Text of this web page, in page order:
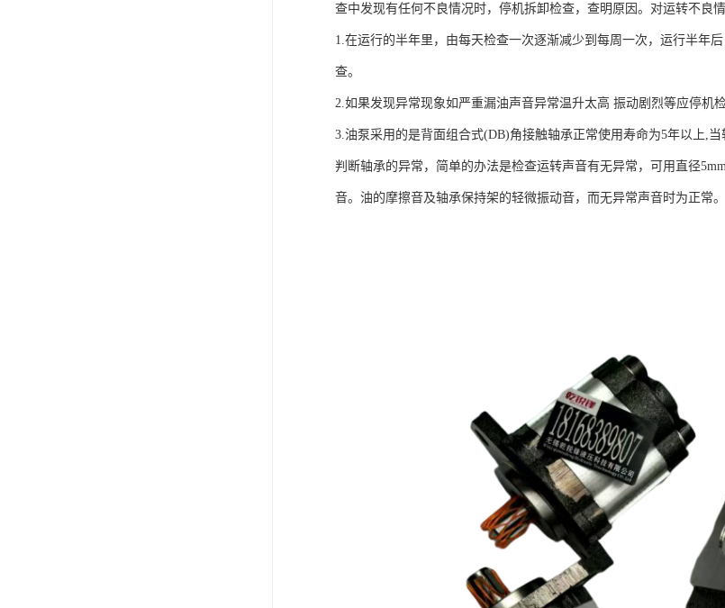
查中发现有任何不良情况时，停机拆卸检查，查明原因。对运转不良
1.在运行的半年里，由每天检查一次逐渐减少到每周一次，运行半年
查。
2.如果发现异常现象如严重漏油声音异常温升太高 振动剧烈等应停机检
3.油泵采用的是背面组合式(DB)角接触轴承正常使用寿命为5年以上,
判断轴承的异常，简单的办法是检查运转声音有无异常，可用直径
音。油的摩擦音及轴承保持架的轻微振动音，而无异常声音时为正常。